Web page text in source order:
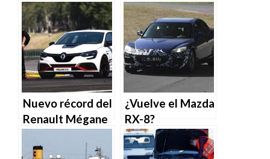
altura de Cibeles
para defender
Madrid Central
cerrará el 50% de
los talleres
españoles
Nuevo récord del
Renault Mégane
2:48 en Spa
¿Vuelve el Mazda
RX-8?